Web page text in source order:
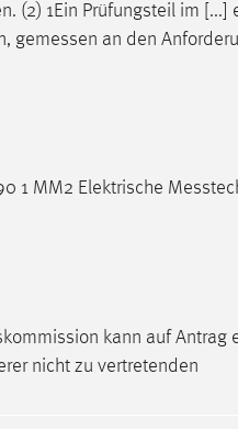
(2) 1Ein Prüfungsteil im
gemessen an den
1 MM2 Elektrische
kann auf Antrag
nicht zu vertretenden